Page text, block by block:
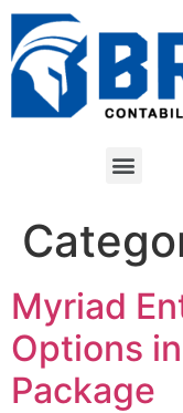
Myriad
Options
Package